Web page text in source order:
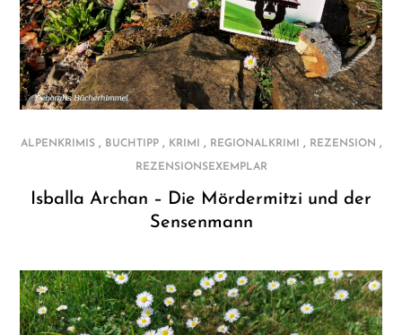
ALPENKRIMIS, BUCHTIPP, KRIMI , REGIONALKRIMI , REZENSION ,
REZENSIONSEXEMPLAR
Isballa Archan – Die Mördermitzi und der
Sensenmann